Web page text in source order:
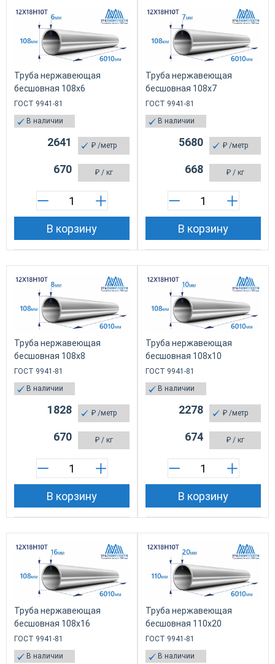
Труба нержавеющая
бесшовная 108х6
ГОСТ 9941-81
В наличии
₽/метр
2641
₽ / кг
670
В корзину
Труба нержавеющая
бесшовная 108х7
ГОСТ 9941-81
В наличии
₽/метр
5680
₽ / кг
668
В корзину
Труба нержавеющая
бесшовная 108х8
ГОСТ 9941-81
В наличии
₽/метр
1828
₽ / кг
670
В корзину
Труба нержавеющая
бесшовная 108х10
ГОСТ 9941-81
В наличии
₽/метр
2278
₽ / кг
674
В корзину
Труба нержавеющая
бесшовная 108х16
ГОСТ 9941-81
В наличии
Труба нержавеющая
бесшовная 110х20
ГОСТ 9941-81
В наличии